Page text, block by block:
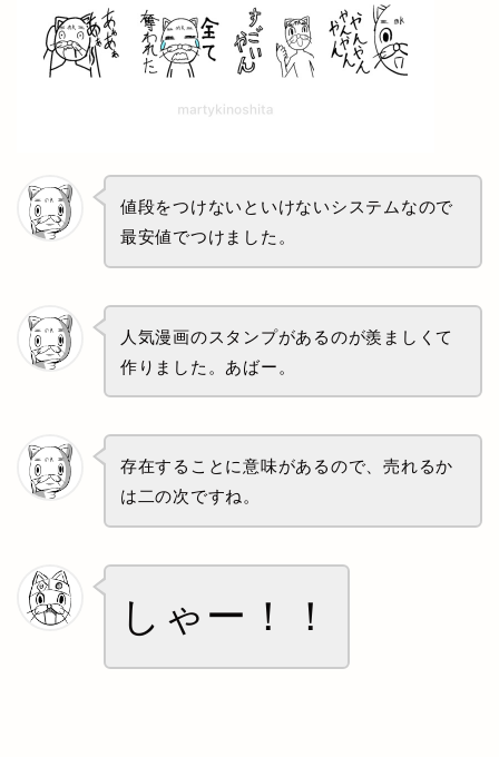
値段をつけないといけないシステムなので
最安値でつけました。
人気漫画のスタンプがあるのが羨ましくて
作りました。あばー。
存在することに意味があるので、売れるか
は二の次ですね。
しゃー！！